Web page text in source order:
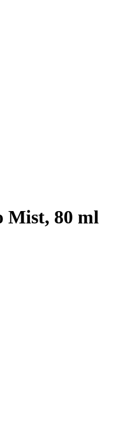
Mist, 80 ml